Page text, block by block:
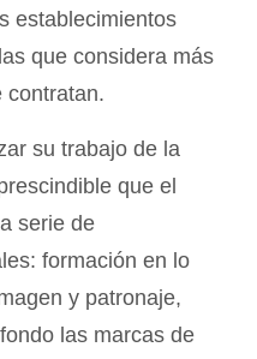
establecimientos
que considera más
contratan.
su trabajo de la
que el
serie de
formación en lo
y patronaje,
las marcas de